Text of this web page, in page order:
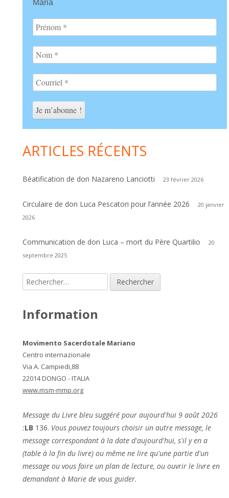
Maria
ARTICLES RÉCENTS
Béatification de don Nazareno Lanciotti 23 février 2026
Circulaire de don Luca Pescatori pour l’année 2026
20 janvier
2026
Communication de don Luca – mort du Père Quartilio
20
septembre 2025
Rechercher :
Information
Movimento Sacerdotale Mariano
Centro internazionale
Via A. Campiedi,88
22014 DONGO - ITALIA
www.msm-mmp.org
Message du Livre bleu suggéré pour aujourd'hui 9 août 2026
:LB 136. Vous pouvez toujours choisir un autre message, le
message correspondant à la date d'aujourd'hui, s'il y en a
(table à la fin du livre) ou même ne lire qu'une partie d'un
message ou vous faire un plan de lecture, ou ouvrir le livre en
demandant à Marie de vous guider.